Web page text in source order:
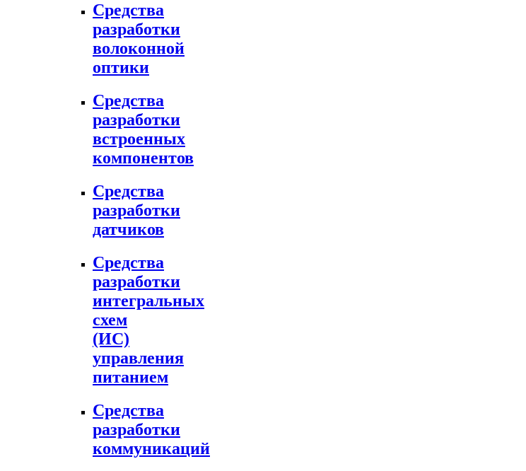
Средства
разработки
волоконной
оптики
Средства
разработки
встроенных
компонентов
Средства
разработки
датчиков
Средства
разработки
интегральных
схем
(ИС)
управления
питанием
Средства
разработки
коммуникаций